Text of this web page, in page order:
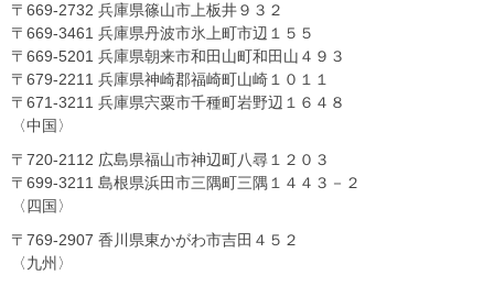
〒669-2732 兵庫県篠山市上板井９３２
〒669-3461 兵庫県丹波市氷上町市辺１５５
〒669-5201 兵庫県朝来市和田山町和田山４９３
〒679-2211 兵庫県神崎郡福崎町山崎１０１１
〒671-3211 兵庫県宍粟市千種町岩野辺１６４８
〈中国〉
〒720-2112 広島県福山市神辺町八尋１２０３
〒699-3211 島根県浜田市三隅町三隅１４４３－２
〈四国〉
〒769-2907 香川県東かがわ市吉田４５２
〈九州〉